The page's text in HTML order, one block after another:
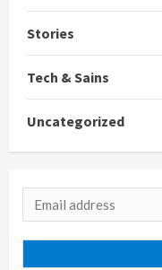
Stories
Tech & Sains
Uncategorized